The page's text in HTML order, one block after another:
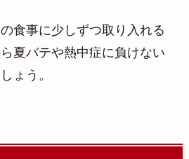
食事に少しずつ取り入れる
夏バテや熱中症に負けない
ょう。